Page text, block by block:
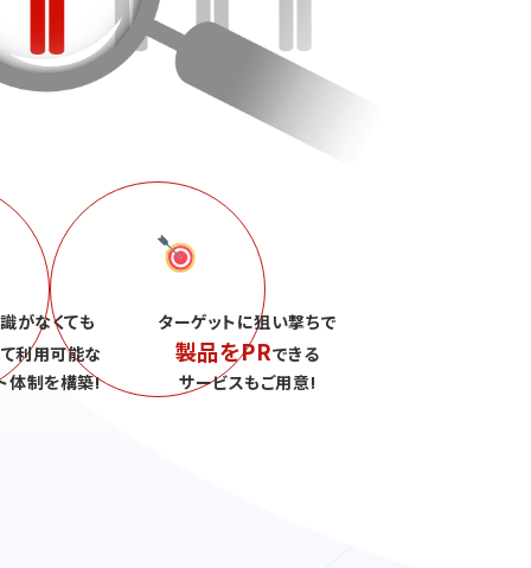
がなくても
利用可能な
体制を構築!
ターゲットに狙い撃ちで
製品をPRできる
サービスもご用意!